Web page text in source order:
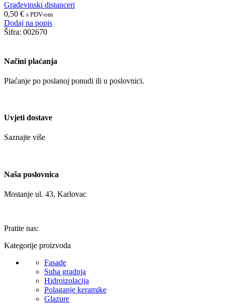
Građevinski distanceri
0,50 € s PDV-om
Dodaj na popis
Šifra: 002670
Načini plaćanja
Plaćanje po poslanoj ponudi ili u poslovnici.
Uvjeti dostave
Saznajte više
Naša poslovnica
Mostanje ul. 43, Karlovac
Pratite nas:
Kategorije proizvoda
Fasade
Suha gradnja
Hidroizolacija
Polaganje keramike
Glazure